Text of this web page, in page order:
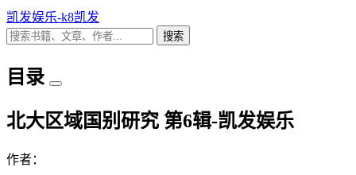
凯发娱乐-k8凯发
搜索
目录
北大区域国别研究 第6辑-凯发娱乐
作者：